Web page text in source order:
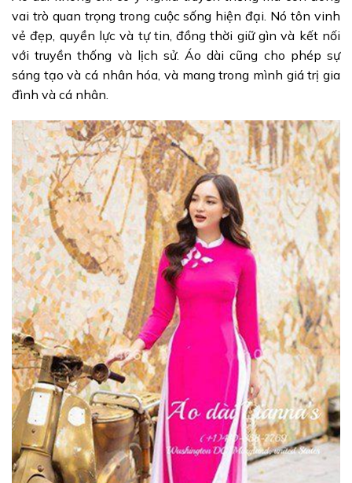
vai trò quan trọng trong cuộc sống hiện đại. Nó tôn vinh
vẻ đẹp, quyền lực và tự tin, đồng thời giữ gìn và kết nối
với truyền thống và lịch sử. Áo dài cũng cho phép sự
sáng tạo và cá nhân hóa, và mang trong mình giá trị gia
đình và cá nhân.